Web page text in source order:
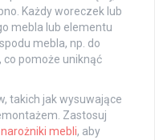
Każdy woreczek lub
mebla lub elementu
mebla, np. do
pomoże uniknąć
takich jak wysuwające
Zastosuj
narożniki mebli, aby